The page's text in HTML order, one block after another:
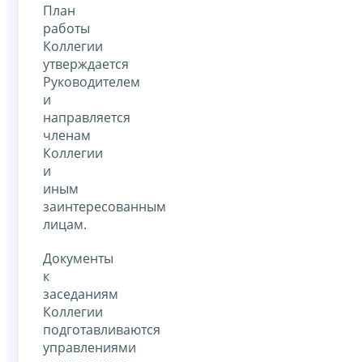
План
работы
Коллегии
утверждается
Руководителем
и
направляется
членам
Коллегии
и
иным
заинтересованным
лицам.
Документы
к
заседаниям
Коллегии
подготавливаются
управлениями